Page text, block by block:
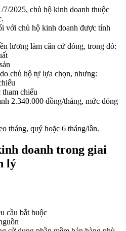
2025, chủ hộ kinh doanh thuộc
với chủ hộ kinh doanh được tính
lương làm căn cứ đóng, trong đó:
chủ hộ tự lựa chọn, nhưng:
chiếu
2.340.000 đồng/tháng, mức đóng
tháng, quý hoặc 6 tháng/lần.
doanh trong giai
lý
cầu bắt buộc